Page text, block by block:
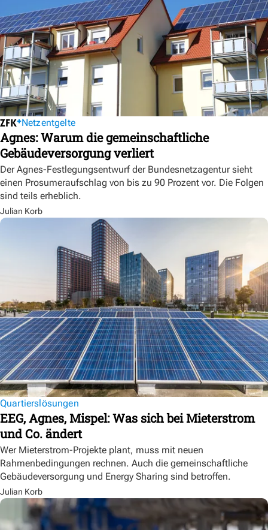
Netzentgelte
Agnes: Warum die gemeinschaftliche
Gebäudeversorgung verliert
Der Agnes-Festlegungsentwurf der Bundesnetzagentur sieht
einen Prosumeraufschlag von bis zu 90 Prozent vor. Die Folgen
sind teils erheblich.
Julian Korb
Quartierslösungen
EEG, Agnes, Mispel: Was sich bei Mieterstrom
und Co. ändert
Wer Mieterstrom-Projekte plant, muss mit neuen
Rahmenbedingungen rechnen. Auch die gemeinschaftliche
Gebäudeversorgung und Energy Sharing sind betroffen.
Julian Korb